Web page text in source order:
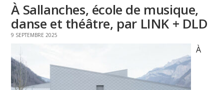
À Sallanches, école de musique,
danse et théâtre, par LINK + DLD
9 SEPTEMBRE 2025
À